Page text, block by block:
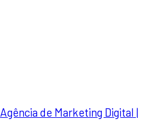
Agência de Marketing Digital |